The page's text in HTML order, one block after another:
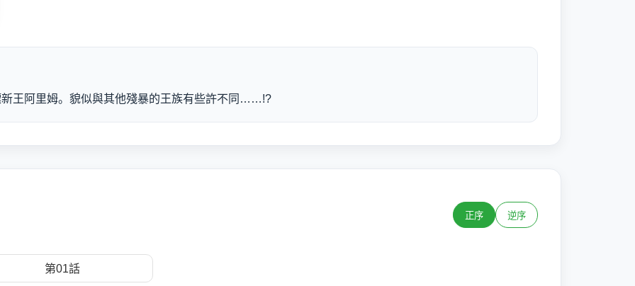
王阿里姆。貌似與其他殘暴的王族有些許不同……!?
正序 逆序
第01話